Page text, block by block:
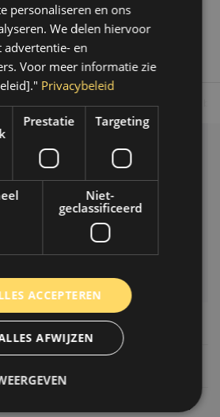
Op werkdagen voor 14.00 uur
personaliseren en ons
We delen hiervoor
advertentie- en
Voor meer informatie zie
Privacybeleid
Prestatie Targeting
Niet-
geclassificeerd
ACCEPTEREN
AFWIJZEN